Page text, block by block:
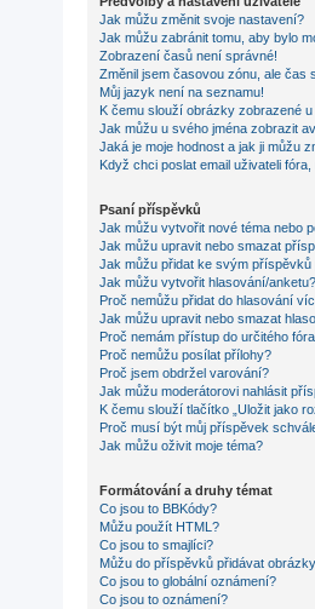
Jak můžu změnit svoje nastavení?
Jak můžu zabránit tomu, aby bylo
Zobrazení časů není správné!
Změnil jsem časovou zónu, ale čas
Můj jazyk není na seznamu!
K čemu slouží obrázky zobrazené
Jak můžu u svého jména zobrazit
Jaká je moje hodnost a jak ji můžu
Když chci poslat email uživateli
Psaní příspěvků
Jak můžu vytvořit nové téma nebo
Jak můžu upravit nebo smazat
Jak můžu přidat ke svým příspěvků
Jak můžu vytvořit hlasování/anketu?
Proč nemůžu přidat do hlasování
Jak můžu upravit nebo smazat
Proč nemám přístup do určitého
Proč nemůžu posílat přílohy?
Proč jsem obdržel varování?
Jak můžu moderátorovi nahlásit
K čemu slouží tlačítko „Uložit jako
Proč musí být můj příspěvek
Jak můžu oživit moje téma?
Formátování a druhy témat
Co jsou to BBKódy?
Můžu použít HTML?
Co jsou to smajlíci?
Můžu do příspěvků přidávat
Co jsou to globální oznámení?
Co jsou to oznámení?